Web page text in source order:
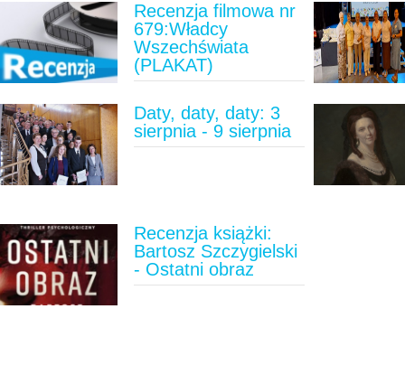
Recenzja filmowa nr
679:Władcy
Wszechświata
(PLAKAT)
Daty, daty, daty: 3
sierpnia - 9 sierpnia
Recenzja książki:
Bartosz Szczygielski
- Ostatni obraz